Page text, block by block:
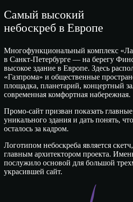
Самый высокий
небоскреб в Европе
Многофункциональный комплекс
в Санкт-Петербурге — на берегу
высокое здание в Европе. Здесь
«Газпрома» и общественные
площадка, планетарий, концертный
современная комфортная набережная.
Промо-сайт призван показать
уникального здания и дать понять,
осталось за кадром.
Логотипом небоскреба является
главным архитектором проекта.
послужило основой для большой
украсившей сайт.